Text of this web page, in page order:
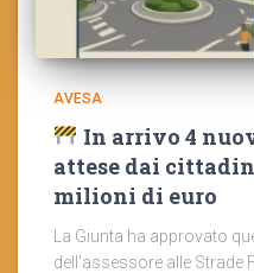
AVESA
In arrivo 4
attese dai
milioni di euro
La Giunta ha approvato
dell’assessore alle Strade